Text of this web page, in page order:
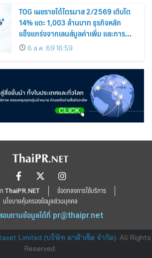
TOG เผยรายได้ไตรมาส 2/2569 เติบโต
14% แตะ 1,003 ล้านบาท ธุรกิจหลัก
แข็งแกร่งจากเลนส์มูลค่าเพิ่ม และการ
ขยายตลาดต่างประเทศ พร้อมเดินหน้า
ลงทุนเพื่อการเติบโตระยะยาว
6 ส.ค. 69 16:59
ThaiPR.NET
ข้อตกลงการใช้บริการ
นโยบายคุ้มครองข้อมูลส่วนบุคคล
บถามข้อมูลได้ที่ pr@thaipr.net
Limited (บริษัท ดาต้าเซ็ต จำกัด). All Rights
Reserved.